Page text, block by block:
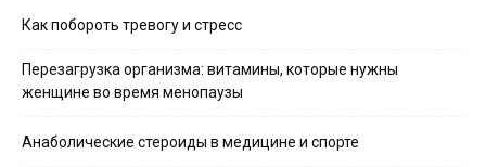
Как побороть тревогу и стресс
Перезагрузка организма: витамины, которые нужны
женщине во время менопаузы
Анаболические стероиды в медицине и спорте